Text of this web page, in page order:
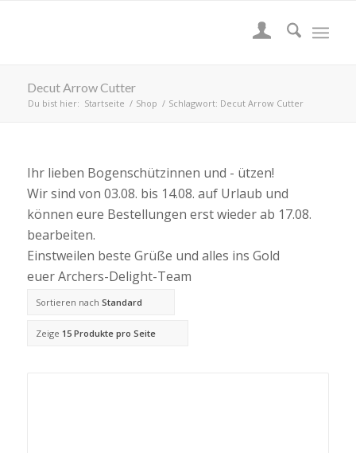
Decut Arrow Cutter
Du bist hier: Startseite / Shop / Schlagwort: Decut Arrow Cutter
Ihr lieben Bogenschützinnen und - ützen!
Wir sind von 03.08. bis 14.08. auf Urlaub und
können eure Bestellungen erst wieder ab 17.08.
bearbeiten.
Einstweilen beste Grüße und alles ins Gold
euer Archers-Delight-Team
Sortieren nach Standard
Zeige 15 Produkte pro Seite